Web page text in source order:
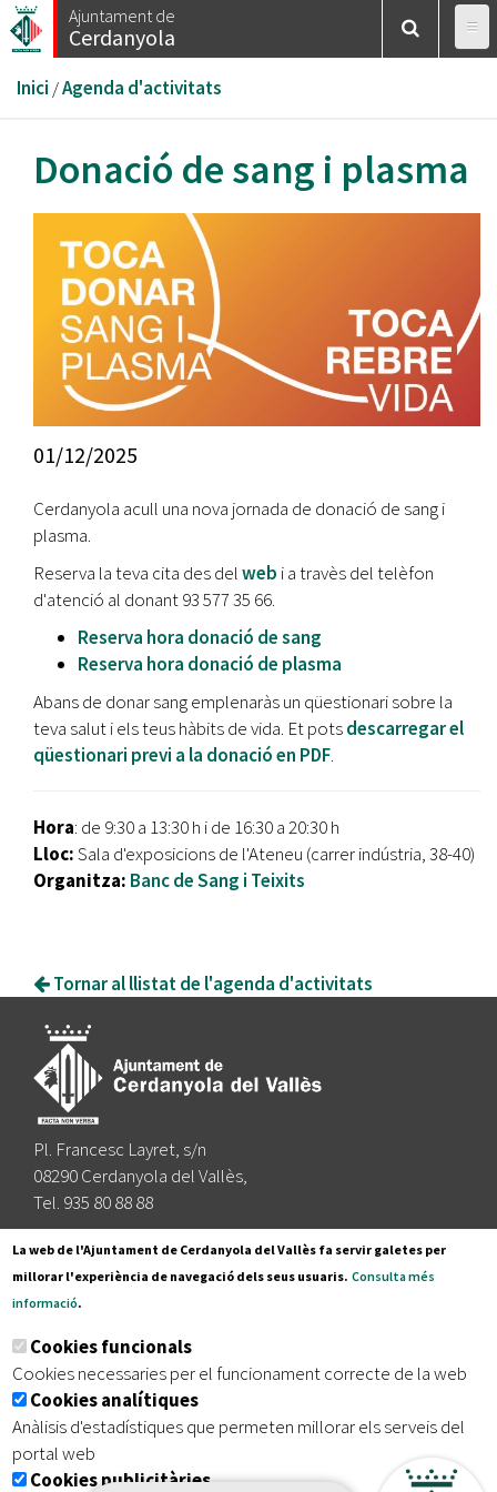
Vés
al
Ajuntament de
Cerdanyola
Esteu
aquí
Inici /Agenda d'activitats
Donació de sang i plasma
01/12/2025
Cerdanyola acull una nova jornada de donació de sang i
plasma.
Reserva la teva cita des delweb i a travès del telèfon
d'atenció al donant 93 577 35 66.
Reserva hora donació de sang
Reserva hora donació de plasma
Abans de donar sang emplenaràs un qüestionari sobre la
teva salut i els teus hàbits de vida. Et potsdescarregar el
qüestionari previ a la donació en PDF.
Hora: de 9:30 a 13:30 h i de 16:30 a 20:30 h
Lloc:Sala d'exposicions de l'Ateneu (carrer indústria, 38-40)
Organitza: Banc de Sang i Teixits
Tornar al llistat de l'agenda d'activitats
Pl. Francesc Layret, s/n
08290 Cerdanyola del Vallès,
Tel. 935 80 88 88
Segueix-nos a:
Subscriu-te al nostre butlletí
Inici | Avís legal | Protecció de dades
| Accessibilitat
La web de l'Ajuntament de Cerdanyola del Vallès fa servir galetes per
millorar l'experiència de navegació dels seus usuaris. Consulta més
informació.
Cookies funcionals
Cookies necessaries per el funcionament correcte de la web
Cookies analítiques
Anàlisis d'estadístiques que permeten millorar els serveis del
portal web
Cookies publicitàries